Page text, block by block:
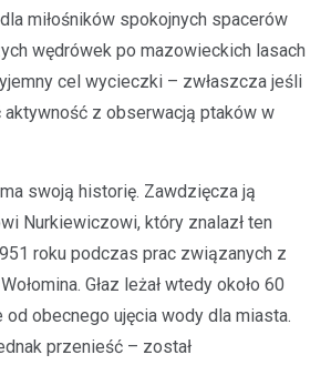
miłośników spokojnych spacerów
wędrówek po mazowieckich lasach
cel wycieczki – zwłaszcza jeśli
aktywność z obserwacją ptaków w
swoją historię. Zawdzięcza ją
Nurkiewiczowi, który znalazł ten
roku podczas prac związanych z
Głaz leżał wtedy około 60
od obecnego ujęcia wody dla miasta.
przenieść – został